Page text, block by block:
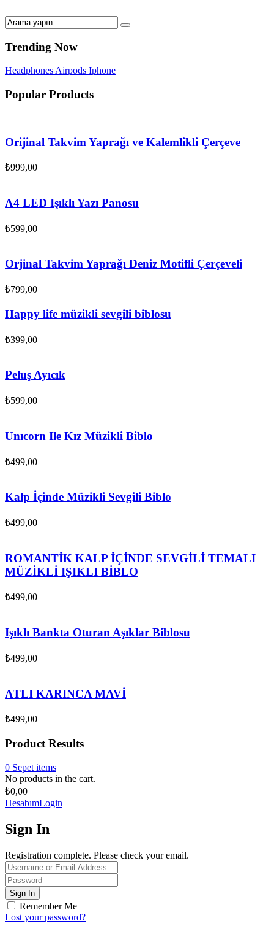
Trending Now
HeadphonesAirpods Iphone
Popular Products
Orijinal Takvim Yaprağı ve Kalemlikli Çerçeve
₺999,00
A4 LED Işıklı Yazı Panosu
₺599,00
Orjinal Takvim Yaprağı Deniz Motifli Çerçeveli
₺799,00
Happy life müzikli sevgili biblosu
₺399,00
Peluş Ayıcık
₺599,00
Unıcorn Ile Kız Müzikli Biblo
₺499,00
Kalp İçinde Müzikli Sevgili Biblo
₺499,00
ROMANTİK KALP İÇİNDE SEVGİLİ TEMALI
MÜZİKLİ IŞIKLI BİBLO
₺499,00
Işıklı Bankta Oturan Aşıklar Biblosu
₺499,00
ATLI KARINCA MAVİ
₺499,00
Product Results
0 Sepet items
No products in the cart.
₺0,00
HesabımLogin
Sign In
Registration complete. Please check your email.
Remember Me
Lost your password?